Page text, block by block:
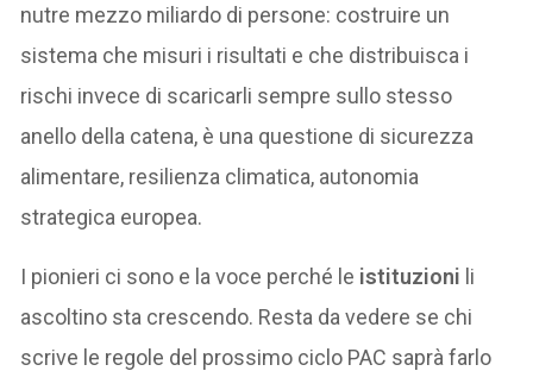
nutre mezzo miliardo di persone: costruire un
sistema che misuri i risultati e che distribuisca i
rischi invece di scaricarli sempre sullo stesso
anello della catena, è una questione di sicurezza
alimentare, resilienza climatica, autonomia
strategica europea.
I pionieri ci sono e la voce perché le istituzioni li
ascoltino sta crescendo. Resta da vedere se chi
scrive le regole del prossimo ciclo PAC saprà farlo